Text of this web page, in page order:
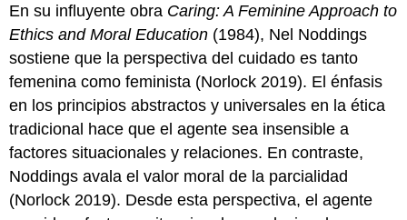
En su influyente obra Caring: A Feminine Approach to
Ethics and Moral Education (1984), Nel Noddings
sostiene que la perspectiva del cuidado es tanto
femenina como feminista (Norlock 2019). El énfasis
en los principios abstractos y universales en la ética
tradicional hace que el agente sea insensible a
factores situacionales y relaciones. En contraste,
Noddings avala el valor moral de la parcialidad
(Norlock 2019). Desde esta perspectiva, el agente